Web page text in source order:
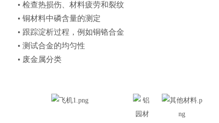
• 检查热损伤、材料疲劳和裂纹
• 铜材料中磷含量的测定
• 跟踪淀析过程，例如铜铬合金
• 测试合金的均匀性
• 废金属分类